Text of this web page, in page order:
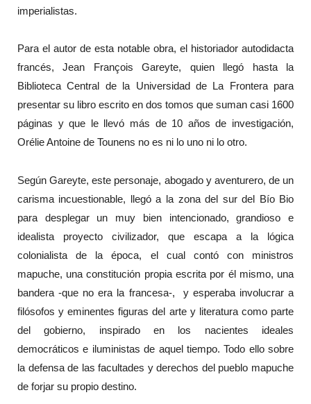
imperialistas.
Para el autor de esta notable obra, el historiador autodidacta
francés, Jean François Gareyte, quien llegó hasta la
Biblioteca Central de la Universidad de La Frontera para
presentar su libro escrito en dos tomos que suman casi 1600
páginas y que le llevó más de 10 años de investigación,
Orélie Antoine de Tounens no es ni lo uno ni lo otro.
Según Gareyte, este personaje, abogado y aventurero, de un
carisma incuestionable, llegó a la zona del sur del Bío Bio
para desplegar un muy bien intencionado, grandioso e
idealista proyecto civilizador, que escapa a la lógica
colonialista de la época, el cual contó con ministros
mapuche, una constitución propia escrita por él mismo, una
bandera -que no era la francesa-, y esperaba involucrar a
filósofos y eminentes figuras del arte y literatura como parte
del gobierno, inspirado en los nacientes ideales
democráticos e iluministas de aquel tiempo. Todo ello sobre
la defensa de las facultades y derechos del pueblo mapuche
de forjar su propio destino.